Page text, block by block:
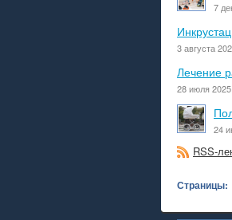
7
3 августа
Лечение
28 июля
24
RSS-
Страницы: